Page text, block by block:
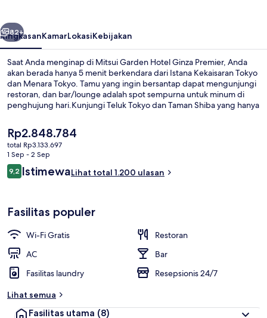
Berikutnya
82+
RingkasanKamarLokasiKebijakan
Saat Anda menginap di Mitsui Garden Hotel Ginza Premier, Anda
akan berada hanya 5 menit berkendara dari Istana Kekaisaran Tokyo
dan Menara Tokyo. Tamu yang ingin bersantap dapat mengunjungi
restoran, dan bar/lounge adalah spot sempurna untuk minum di
penghujung hari.Kunjungi Teluk Tokyo dan Taman Shiba yang hanya
menyukai staf dan lokasi. Transportasi umum berada tidak jauh:
Stasiun Tokyo Shiodome berjarak 4 menit dan Stasiun Higashi-ginza
berjarak 6 menit.
Harga
saat
ini
Rp2.848.784
Rp2.848.784
total Rp3.133.697
1 Sep - 2 Sep
Ulasan
9,29,2 dari 10
IstimewaLihat total 1.200 ulasan
Fasilitas populer
Wi-Fi Gratis
Restoran
AC
Bar
Fasilitas laundry
Resepsionis 24/7
Lihat semua
Fasilitas utama (8)